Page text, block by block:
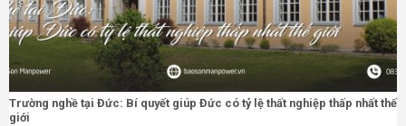
Trường nghề tại Đức: Bí quyết giúp Đức có tỷ lệ thất nghiệp thấp nhất thế
giới